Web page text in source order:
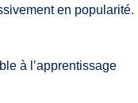
en popularité.
à l’apprentissage